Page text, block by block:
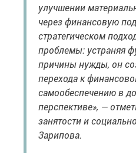
улучшении
через финансовую
стратегическом
проблемы: устраняя
причины нужды, он
перехода к
самообеспечению в
перспективе», —
занятости и
Зарипова.